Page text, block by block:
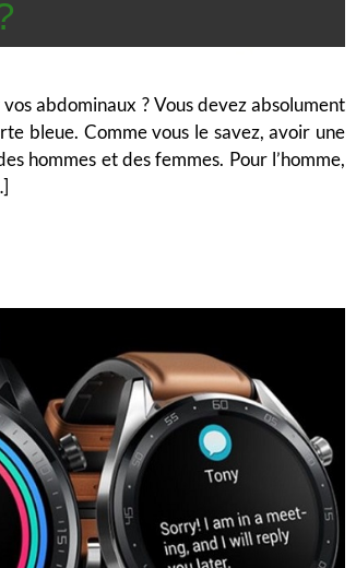
abdominaux ? Vous devez absolument
bleue. Comme vous le savez, avoir une
hommes et des femmes. Pour l’homme,